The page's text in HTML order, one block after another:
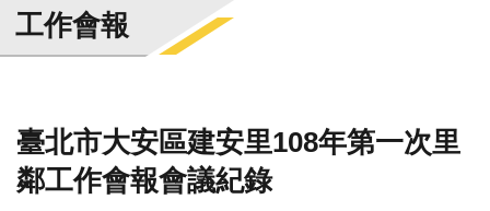
臺
北
市
門
牌
整
工作會報
臺北市大安區建安里108年第一次里
鄰工作會報會議紀錄